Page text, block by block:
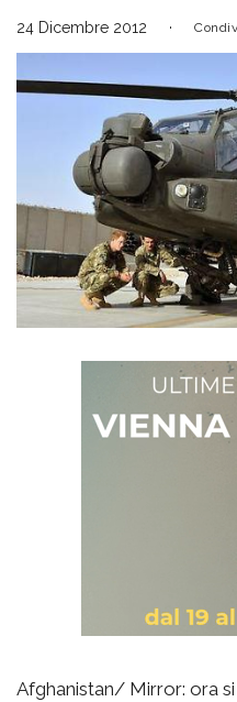
24 Dicembre 2012
Afghanistan/ Mirror: ora